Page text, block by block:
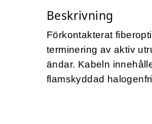
Beskrivning
Förkontakterat
terminering av aktiv
ändar. Kabeln
flamskyddad